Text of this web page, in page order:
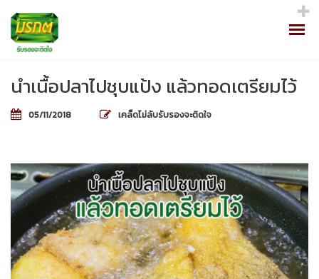
นำเนื้อปลาไปชุบแป้ง แล้วทอดเตรียมไว้
05/11/2018 เคล็ดไม่ลับรับรองจะติดใจ